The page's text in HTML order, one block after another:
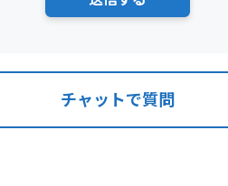
チャットで質問